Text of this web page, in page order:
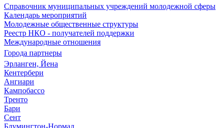
Справочник муниципальных учреждений молодежной сферы
Календарь мероприятий
Молодежные общественные структуры
Реестр НКО - получателей поддержки
Международные отношения
Города партнеры
Эрланген, Йена
Кентербери
Ангиари
Кампобассо
Тренто
Бари
Сент
Блумингтон-Нормал